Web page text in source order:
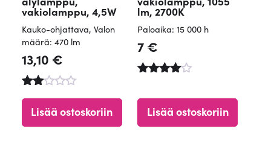
vakiolamppu, 4,5W
Kauko-ohjattava, Valon
määrä: 470 lm
13,10 €
ost
elu
tuott
Lisää ostoskoriin
lm, 2700K
Paloaika: 15 000 h
7€
:
4.90
/ 5
Lisää ostoskoriin